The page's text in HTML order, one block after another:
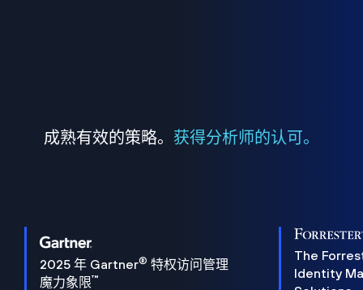
成熟有效的策略。 获得分析师的认可。
2025 年 Gartner® 特权访问管理
魔力象限™
The
Identity